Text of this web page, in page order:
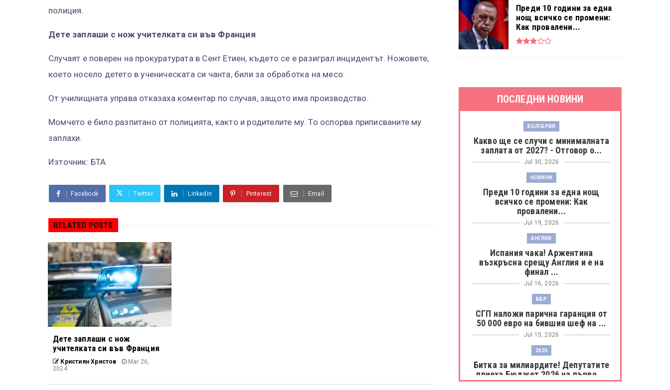
полиция.
Дете заплаши с нож учителката си във Франция
Случаят е поверен на прокуратурата в Сент Етиен, където се е разиграл инцидентът. Ножовете,
което носело детето в ученическата си чанта, били за обработка на месо.
От училищната управа отказаха коментар по случая, защото има производство.
Момчето е било разпитано от полицията, както и родителите му. То оспорва приписваните му
заплахи.
Източник: БТА
Facebook Twitter Linkedin Pinterest Email
RELATED POSTS
Дете заплаши с нож
учителката си във Франция
Кристиян Христов
Mar 26,
2024
Преди 10 години за една
нощ всичко се промени:
Как провалени...
ПОСЛЕДНИ НОВИНИ
БЪЛГАРИЯ
Какво ще се случи с минималната
заплата от 2027? - Отговор о...
Jul 30, 2026
НОВИНИ
Преди 10 години за една нощ
всичко се промени: Как
провалени...
Jul 19, 2026
АНГЛИЯ
Испания чака! Аржентина
възкръсна срещу Англия и е на
финал ...
Jul 16, 2026
ББР
СГП наложи парична гаранция от
50 000 евро на бившия шеф на ...
Jul 15, 2026
2026
Битка за милиардите! Депутатите
приеха Бюджет 2026 на първо ...